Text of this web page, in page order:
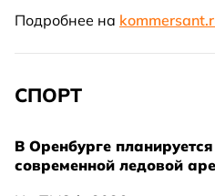
Подробнее на
СПОРТ
В Оренбурге планируется
современной ледовой